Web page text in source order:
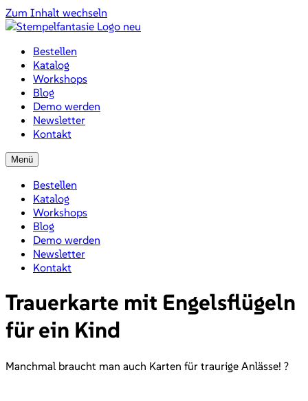
Zum Inhalt wechseln
Bestellen
Katalog
Workshops
Blog
Demo werden
Newsletter
Kontakt
Menü
Bestellen
Katalog
Workshops
Blog
Demo werden
Newsletter
Kontakt
Trauerkarte mit Engelsflügeln
für ein Kind
Manchmal braucht man auch Karten für traurige Anlässe! ?